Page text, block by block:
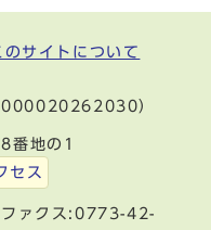
のサイトについて
）
番地の1
セス
ァクス:0773-42-